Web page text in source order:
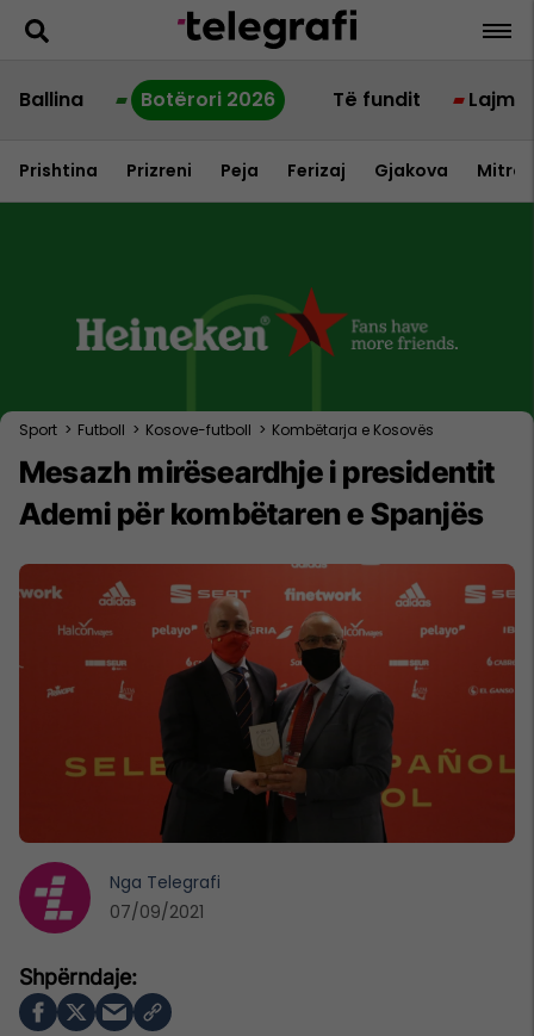
Ballina Botërori 2026 Të fundit Lajme
Prishtina Prizreni Peja Ferizaj Gjakova
Sport > Futboll > Kosove-futboll > Kombëtarja e Kosovës
Mesazh mirëseardhje i presidentit
Ademi për kombëtaren e Spanjës
Nga Telegrafi
07/09/2021